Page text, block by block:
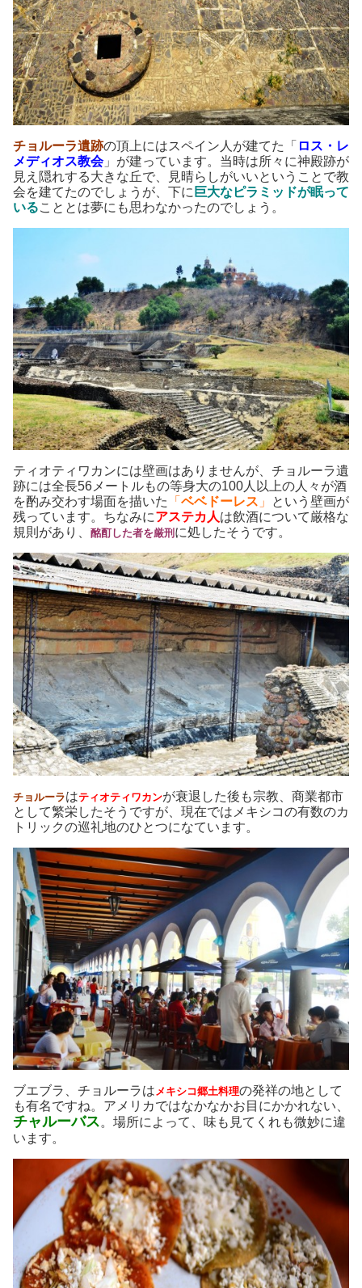
チョルーラ遺跡の頂上にはスペイン人が建てた「 ロス・レ
メディオス教会」が建っています。当時は所々に神殿跡が
見え隠れする大きな丘で、見晴らしがいいということで教
会を建てたのでしょうが、下に 巨大なピラミッドが眠って
いることとは夢にも思わなかったのでしょう。
ティオティワカンには壁画はありませんが、チョルーラ遺
跡には全長56メートルもの等身大の100人以上の人々が酒
を酌み交わす場面を描いた
「 ベベドーレス 」
という壁画が
残っています。ちなみにアステカ人は飲酒について厳格な
規則があり、 酩酊した者を厳刑 に処したそうです。
チョルーラはティオティワカンが衰退した後も宗教、商業都市
として繁栄したそうですが、現在ではメキシコの有数のカ
トリックの巡礼地のひとつになています。
ブエブラ、チョルーラはメキシコ郷土料理の発祥の地として
も有名ですね。アメリカではなかなかお目にかかれない、
チャルーバス。場所によって、味も見てくれも微妙に違
います。